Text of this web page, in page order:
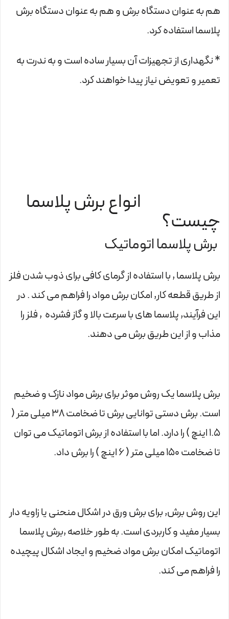
هم به عنوان دستگاه برش و هم به عنوان دستگاه برش
پلاسما استفاده کرد.
* نگهداری از تجهیزات آن بسیار ساده است و به ندرت به
تعمیر و تعویض نیاز پیدا خواهند کرد.
انواع برش پلاسما
چیست؟
برش پلاسما اتوماتیک
برش پلاسما , با استفاده از گرمای کافی برای ذوب شدن فلز
از طریق قطعه کار, امکان برش مواد را فراهم می کند . در
این فرآیند, پلاسما های با سرعت بالا و گاز فشرده , فلز را
مذاب و از این طریق برش می دهند.
برش پلاسما یک روش موثر برای برش مواد نازک و ضخیم
است. برش دستی توانایی برش تا ضخامت 38 میلی متر (
1.5 اینچ ) را دارد. اما با استفاده از برش اتوماتیک می توان
تا ضخامت 150 میلی متر ( 6 اینچ ) را برش داد.
این روش برش, برای برش ورق در اشکال منحنی یا زاویه دار
بسیار مفید و کاربردی است. به طور خلاصه ,برش پلاسما
اتوماتیک امکان برش مواد ضخیم و ایجاد اشکال پیچیده
را فراهم می کند.